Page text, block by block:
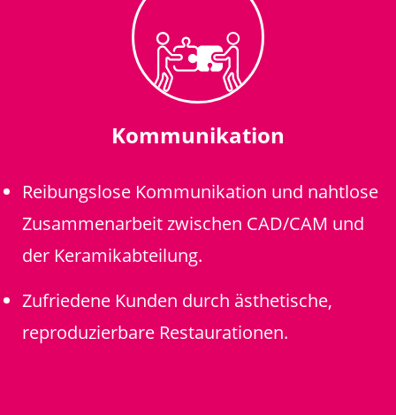
Kommunikation
Reibungslose Kommunikation und nahtlose
Zusammenarbeit zwischen CAD/CAM und
der Keramikabteilung.
Zufriedene Kunden durch ästhetische,
reproduzierbare Restaurationen.